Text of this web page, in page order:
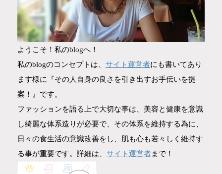
ようこそ！私のblogへ！
私のblogのコンセプトは、 サイト運営者にも書いてあり
ます様に『その人自身の良さを引き出すお手伝いを提
案！』です。
ファッションを語る上で大切な事は、美容と健康を意識
し綺麗な体系造りが必要で、その体系を維持する為に、
日々の食生活の意識改善をし、肌も心も若々しく維持す
る事が重要です。詳細は、 サイト運営者まで！